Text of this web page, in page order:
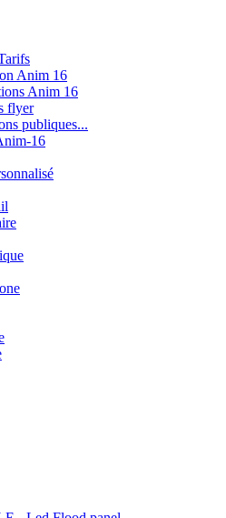
Anim 16
Anim 16
flyer
publiques...
16